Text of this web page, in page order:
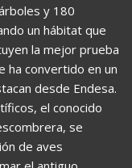
y 180
un hábitat que
la mejor prueba
ha convertido en un
desde Endesa.
el conocido
se
de aves